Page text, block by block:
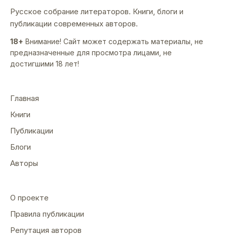
Русское собрание литераторов. Книги, блоги и
публикации современных авторов.
18+ Внимание! Сайт может содержать материалы, не
предназначенные для просмотра лицами, не
достигшими 18 лет!
Главная
Книги
Публикации
Блоги
Авторы
О проекте
Правила публикации
Репутация авторов